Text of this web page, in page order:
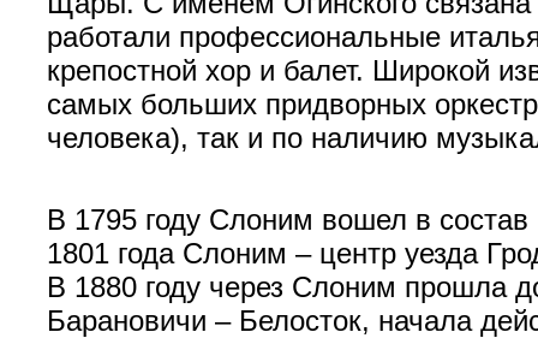
работали профессиональные
крепостной хор и балет. Широкой
самых больших придворных
человека), так и по наличию
В 1795 году Слоним вошел в
1801 года Слоним – центр уезда
В 1880 году через Слоним прошла
Барановичи – Белосток, начала